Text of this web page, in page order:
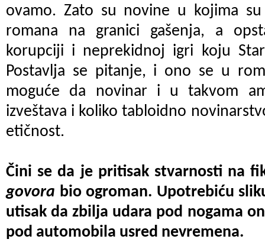
ovamo. Zato su novine u kojima
romana na granici gašenja, a
korupciji i neprekidnoj igri koju
Postavlja se pitanje, i ono se u
moguće da novinar i u takvom
izveštava i koliko tabloidno
etičnost.
Čini se da je pritisak stvarnosti na
govora bio ogroman. Upotrebiću
utisak da zbilja udara pod nogama
pod automobila usred nevremena.